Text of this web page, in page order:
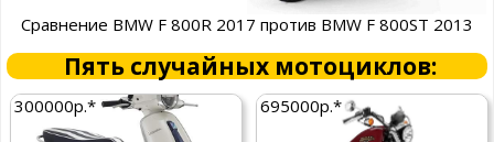
Сравнение BMW F 800R 2017 против BMW F 800ST 2013
Пять случайных мотоциклов:
300000р.* 695000р.*